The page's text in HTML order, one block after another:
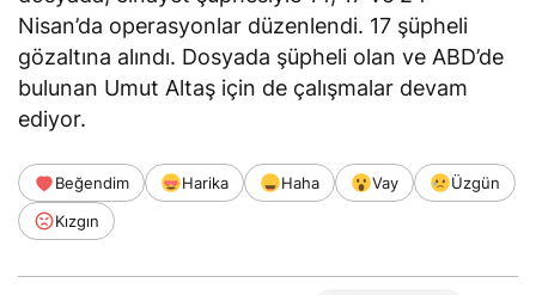
Nisan’da operasyonlar düzenlendi. 17 şüpheli
gözaltına alındı. Dosyada şüpheli olan ve ABD’de
bulunan Umut Altaş için de çalışmalar devam
ediyor.
Beğendim Harika Haha Vay
Üzgün
Kızgın